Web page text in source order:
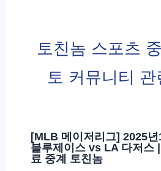
토친놈 스포츠
토 커뮤니티 관
[MLB 메이저리그] 2025
블루제이스 vs LA 다저스
료 중계 토친놈